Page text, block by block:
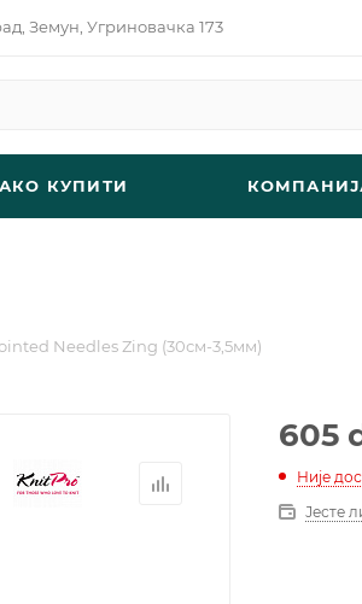
Земун, Угриновачка 173
КУПИТИ
Needles Zing (30см-3,5мм)
605
Није
Јесте